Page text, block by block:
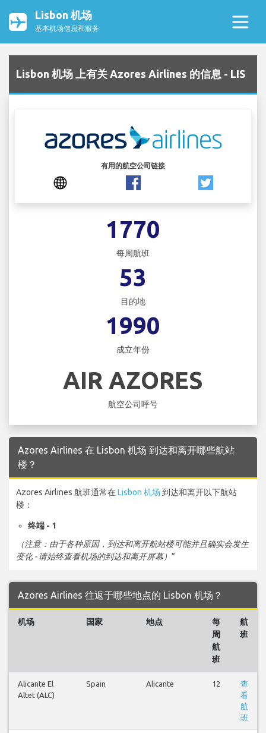
Lisbon 机场
基本机场信息和服务
Lisbon 机场 上有关 Azores Airlines 的信息 - LIS
有用的航空公司链接
1770
每周航班
53
目的地
1990
成立年份
AIR AZORES
航空公司呼号
Azores Airlines 在 Lisbon 机场 到达和离开哪些航站
楼？
Azores Airlines 航班通常在Lisbon 机场 到达和离开以下航站
楼：
终端 - 1
（注意：由于各种原因，到达和离开航站楼可能并且确实会发生
变化 - 请始终查看机场的到达和离开屏幕） ”
Azores Airlines 往返于哪些地点的 Lisbon 机场？
机场 国家 地点
每
周
航
班
航
班
Alicante El
Altet (ALC)
Spain Alicante 12
查
看
航
班